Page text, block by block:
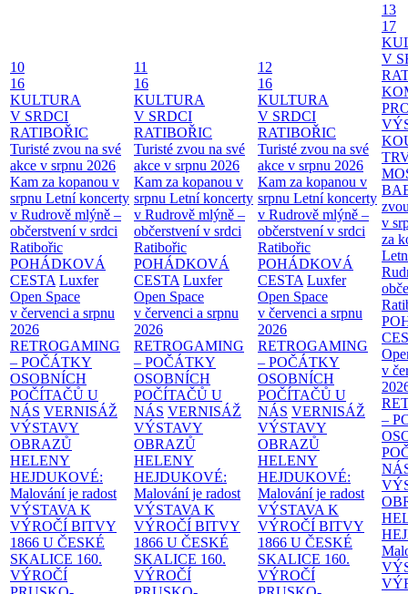
10
16
KULTURA
V SRDCI
RATIBOŘIC
Turisté zvou na své
akce v srpnu 2026
Kam za kopanou v
srpnu Letní koncerty
v Rudrově mlýně –
občerstvení v srdci
Ratibořic
POHÁDKOVÁ
CESTA Luxfer
Open Space
v červenci a srpnu
2026
RETROGAMING
– POČÁTKY
OSOBNÍCH
POČÍTAČŮ U
NÁS VERNISÁŽ
VÝSTAVY
OBRAZŮ
HELENY
HEJDUKOVÉ:
Malování je radost
VÝSTAVA K
VÝROČÍ BITVY
1866 U ČESKÉ
SKALICE 160.
VÝROČÍ
11
16
KULTURA
V SRDCI
RATIBOŘIC
Turisté zvou na své
akce v srpnu 2026
Kam za kopanou v
srpnu Letní koncerty
v Rudrově mlýně –
občerstvení v srdci
Ratibořic
POHÁDKOVÁ
CESTA Luxfer
Open Space
v červenci a srpnu
2026
RETROGAMING
– POČÁTKY
OSOBNÍCH
POČÍTAČŮ U
NÁS VERNISÁŽ
VÝSTAVY
OBRAZŮ
HELENY
HEJDUKOVÉ:
Malování je radost
VÝSTAVA K
VÝROČÍ BITVY
1866 U ČESKÉ
SKALICE 160.
VÝROČÍ
12
16
KULTURA
V SRDCI
RATIBOŘIC
Turisté zvou na své
akce v srpnu 2026
Kam za kopanou v
srpnu Letní koncerty
v Rudrově mlýně –
občerstvení v srdci
Ratibořic
POHÁDKOVÁ
CESTA Luxfer
Open Space
v červenci a srpnu
2026
RETROGAMING
– POČÁTKY
OSOBNÍCH
POČÍTAČŮ U
NÁS VERNISÁŽ
VÝSTAVY
OBRAZŮ
HELENY
HEJDUKOVÉ:
Malování je radost
VÝSTAVA K
VÝROČÍ BITVY
1866 U ČESKÉ
SKALICE 160.
VÝROČÍ
13
17
V
v
za
v
–